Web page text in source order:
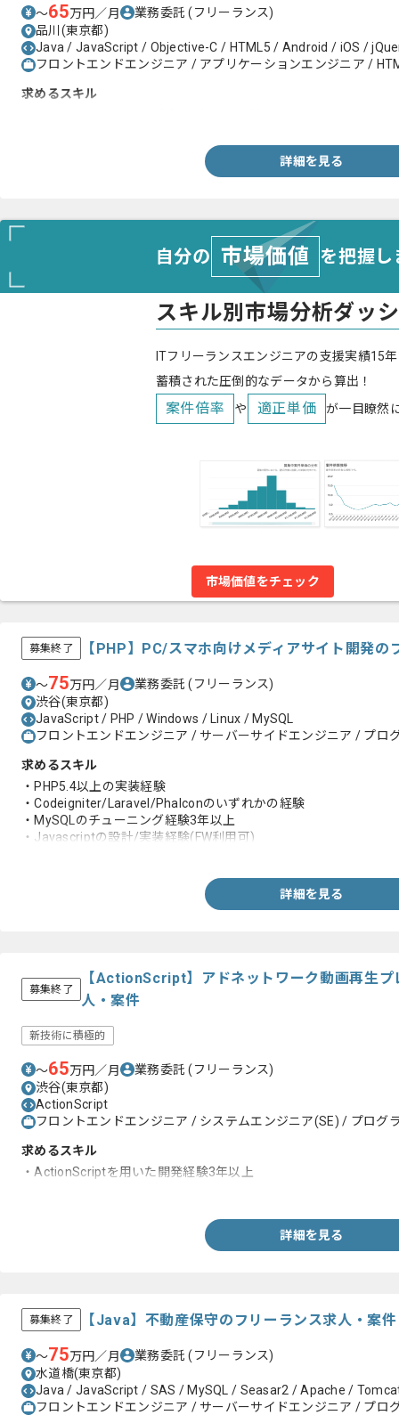
〜65万円／月 業務委託(フリーランス)
品川(東京都)
Java / JavaScript / Objective-C / HTML5 / Android / iOS /
フロントエンドエンジニア / アプリケーションエンジニア /
求めるスキル
詳細を見る
自分の 市場価値 を把握
スキル別市場分析ダッ
ITフリーランスエンジニアの支援実績15
蓄積された圧倒的なデータから算出！
案件倍率 や 適正単価 が一目瞭然
市場価値をチェック
募集終了 【PHP】PC/スマホ向けメディアサイト開発の
〜75万円／月 業務委託(フリーランス)
渋谷(東京都)
JavaScript / PHP / Windows / Linux / MySQL
フロントエンドエンジニア / サーバーサイドエンジニア / プロ
求めるスキル
・PHP5.4以上の実装経験
・Codeigniter/Laravel/Phalconのいずれかの経験
・MySQLのチューニング経験3年以上
・Javascriptの設計/実装経験(FW利用可)
・PC/SP Webサイト運用経験 半年以上
詳細を見る
募集終了
【ActionScript】アドネットワーク動画再生プ
人・案件
新技術に積極的
〜65万円／月 業務委託(フリーランス)
渋谷(東京都)
ActionScript
フロントエンドエンジニア / システムエンジニア(SE) / プログ
求めるスキル
・ActionScriptを用いた開発経験3年以上
詳細を見る
募集終了 【Java】不動産保守のフリーランス求人・案件
〜75万円／月 業務委託(フリーランス)
水道橋(東京都)
Java / JavaScript / SAS / MySQL / Seasar2 / Apache /
フロントエンドエンジニア / サーバーサイドエンジニア / プロ